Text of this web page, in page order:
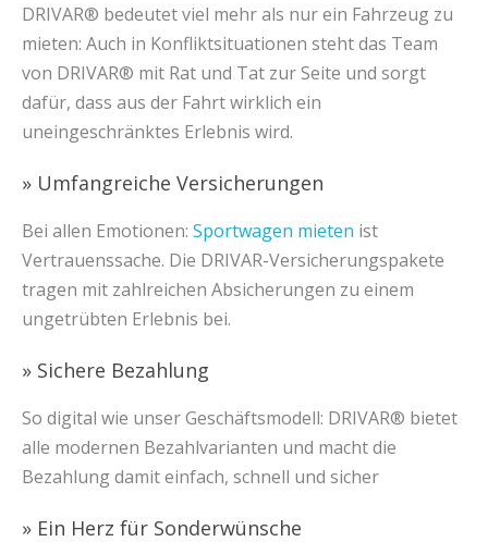
DRIVAR® bedeutet viel mehr als nur ein Fahrzeug zu
mieten: Auch in Konfliktsituationen steht das Team
von DRIVAR® mit Rat und Tat zur Seite und sorgt
dafür, dass aus der Fahrt wirklich ein
uneingeschränktes Erlebnis wird.
» Umfangreiche Versicherungen
Bei allen Emotionen: Sportwagen mieten ist
Vertrauenssache. Die DRIVAR-Versicherungspakete
tragen mit zahlreichen Absicherungen zu einem
ungetrübten Erlebnis bei.
» Sichere Bezahlung
So digital wie unser Geschäftsmodell: DRIVAR® bietet
alle modernen Bezahlvarianten und macht die
Bezahlung damit einfach, schnell und sicher
» Ein Herz für Sonderwünsche